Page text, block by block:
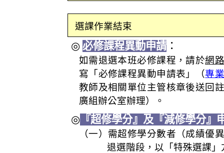
選課作業結束
◎ 必修課程異動申請：
如需退選本班必修課程，請於網
寫「必修課程異動申請表」
（專
教師及相關單位主管核章後送回
廣組辦公室辦理）。
◎『超修學分』及『減修學分』
（一）需超修學分數者（成績優
退選階段，以「特殊選課」